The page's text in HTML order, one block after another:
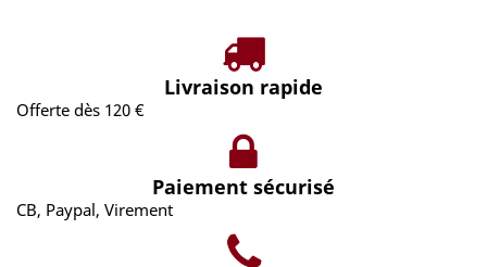
Livraison rapide
Offerte dès 120 €
Paiement sécurisé
CB, Paypal, Virement